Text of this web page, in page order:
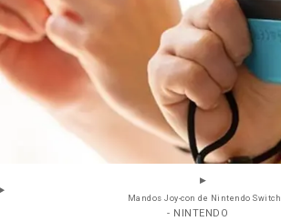
Mandos Joy-con de Nintendo Switch
- NINTENDO